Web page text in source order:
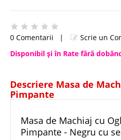
0 Comentarii |
Scrie un
Disponibil şi în Rate fără
Descriere Masa de
Pimpante
Masa de Machiaj cu
Pimpante - Negru cu